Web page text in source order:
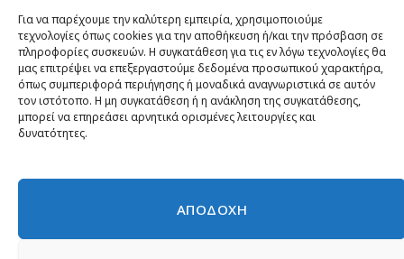
Για να παρέχουμε την καλύτερη εμπειρία, χρησιμοποιούμε
τεχνολογίες όπως cookies για την αποθήκευση ή/και την πρόσβαση σε
πληροφορίες συσκευών. Η συγκατάθεση για τις εν λόγω τεχνολογίες θα
μας επιτρέψει να επεξεργαστούμε δεδομένα προσωπικού χαρακτήρα,
όπως συμπεριφορά περιήγησης ή μοναδικά αναγνωριστικά σε αυτόν
τον ιστότοπο. Η μη συγκατάθεση ή η ανάκληση της συγκατάθεσης,
μπορεί να επηρεάσει αρνητικά ορισμένες λειτουργίες και
δυνατότητες.
ΑΠΟΔΟΧΗ
Α. Βορύλλας: Η στεγαστική κρίση
δεν λύνεται με επιδόματα –
Χρειαζόμαστε «Εθνικό Σχέδιο
Στέγασης»
25/07/2026
ΚΟΙΝΩΝΙΑ ΠΙΣΤΗ ΡΩΜΗΟΣΥΝΗ